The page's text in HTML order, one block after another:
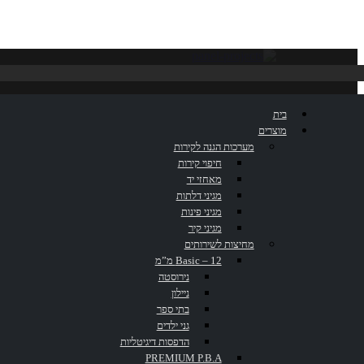
בית
מוצרים
מערכות הגנה לקירות
חיפוי קירות
מאחזי יד
מגיני דלתות
מגיני פינות
מגיני קיר
מחיצות לשירותים
Basic – 12 מ”מ
נירוסטה
ניילון
בתי ספר
גני ילדים
הדפסות דיגיטליות
PREMIUM P.B.A
ONE